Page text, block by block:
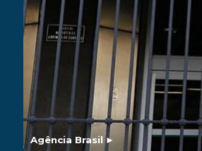
Agência Brasil ►